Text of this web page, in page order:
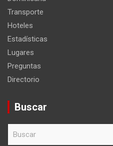
Transporte
Hoteles
Estadísticas
Lugares
Preguntas
Directorio
Buscar